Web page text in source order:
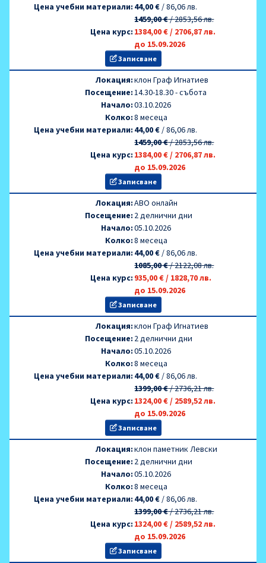
Цена учебни материали: 44,00 € /86,06 лв.
Цена курс:
1459,00 €/2853,56 лв.
1384,00 € / 2706,87 лв.
до 15.09.2026
Записване
Локация:клон Граф Игнатиев
Посещение:14.30-18.30 - събота
Начало:03.10.2026
Колко:8 месеца
Цена учебни материали: 44,00 € /86,06 лв.
Цена курс:
1459,00 €/2853,56 лв.
1384,00 € / 2706,87 лв.
до 15.09.2026
Записване
Локация:AВО онлайн
Посещение: 2 делнични дни
Начало:05.10.2026
Колко:8 месеца
Цена учебни материали: 44,00 € /86,06 лв.
Цена курс:
1085,00 €/2122,08 лв.
935,00 € / 1828,70 лв.
до 15.09.2026
Записване
Локация:клон Граф Игнатиев
Посещение: 2 делнични дни
Начало:05.10.2026
Колко:8 месеца
Цена учебни материали: 44,00 € /86,06 лв.
Цена курс:
1399,00 €/2736,21 лв.
1324,00 € / 2589,52 лв.
до 15.09.2026
Записване
Локация:клон паметник Левски
Посещение: 2 делнични дни
Начало:05.10.2026
Колко:8 месеца
Цена учебни материали: 44,00 € /86,06 лв.
Цена курс:
1399,00 €/2736,21 лв.
1324,00 € / 2589,52 лв.
до 15.09.2026
Записване